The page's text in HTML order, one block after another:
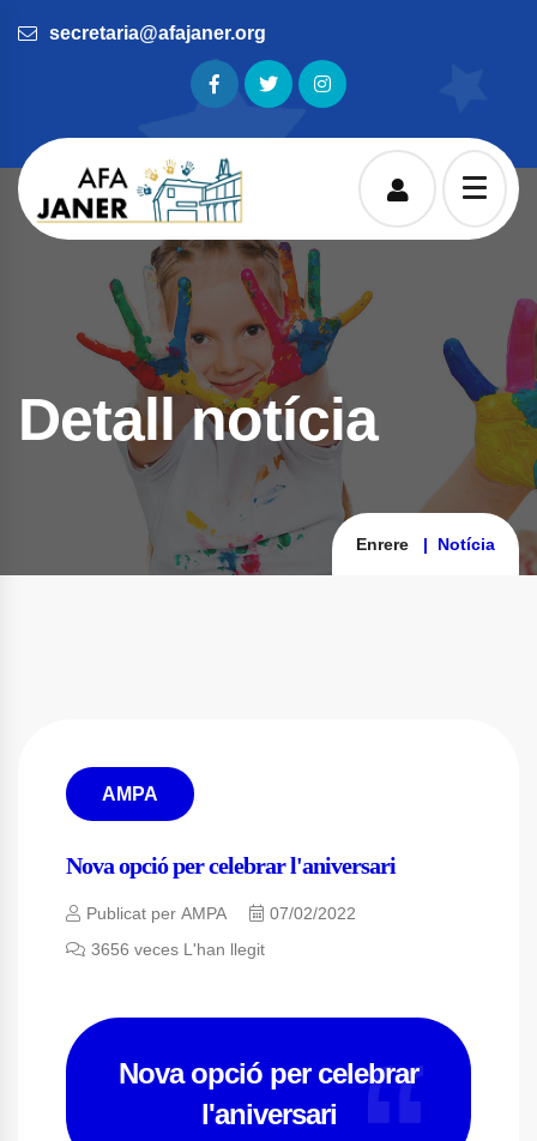
secretaria@afajaner.org
Detall notícia
Enrere Notícia
AMPA
Nova opció per celebrar l'aniversari
Publicat per AMPA
07/02/2022
3656 veces L'han llegit
Nova opció per celebrar
l'aniversari